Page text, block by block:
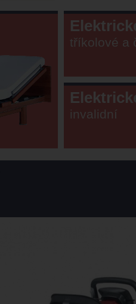
tříkolové a
invalidní